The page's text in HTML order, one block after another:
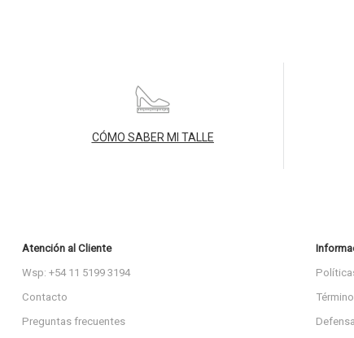
CÓMO SABER MI TALLE
Atención al Cliente
Wsp: +54 11 5199 3194
Contacto
Preguntas frecuentes